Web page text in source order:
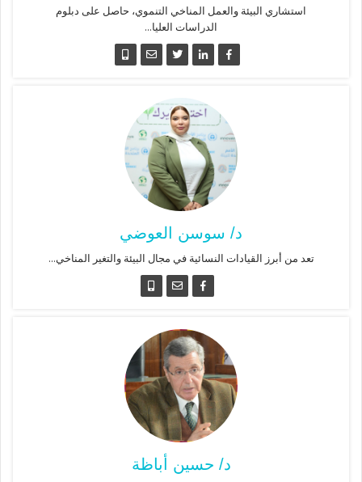
استشاري البيئة والعمل المناخي التنموي، حاصل على دبلوم
الدراسات العليا...
د/ سوسن العوضي
تعد من أبرز القيادات النسائية في مجال البيئة والتغير المناخي...
د/ حسين أباظة